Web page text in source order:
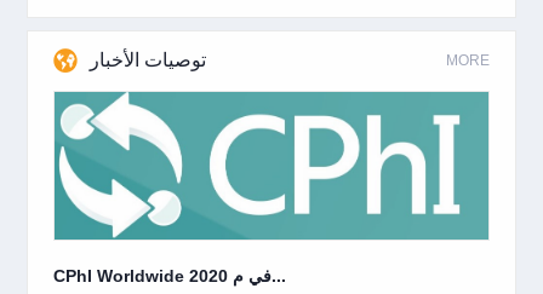
توصيات الأخبار MORE
CPhI Worldwide 2020 في م...